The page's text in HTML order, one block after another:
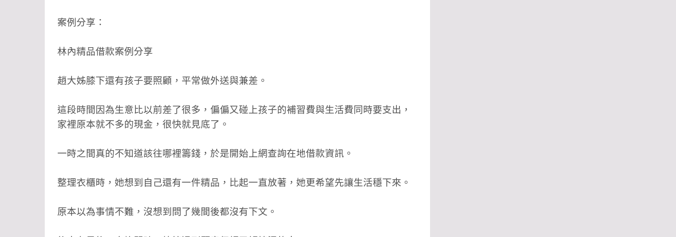
案例分享：
林內精品借款案例分享
趙大姊膝下還有孩子要照顧，平常做外送與兼差。
這段時間因為生意比以前差了很多，偏偏又碰上孩子的補習費與生活費同時要支出，
家裡原本就不多的現金，很快就見底了。
一時之間真的不知道該往哪裡籌錢，於是開始上網查詢在地借款資訊。
整理衣櫃時，她想到自己還有一件精品，比起一直放著，她更希望先讓生活穩下來。
原本以為事情不難，沒想到問了幾間後都沒有下文。